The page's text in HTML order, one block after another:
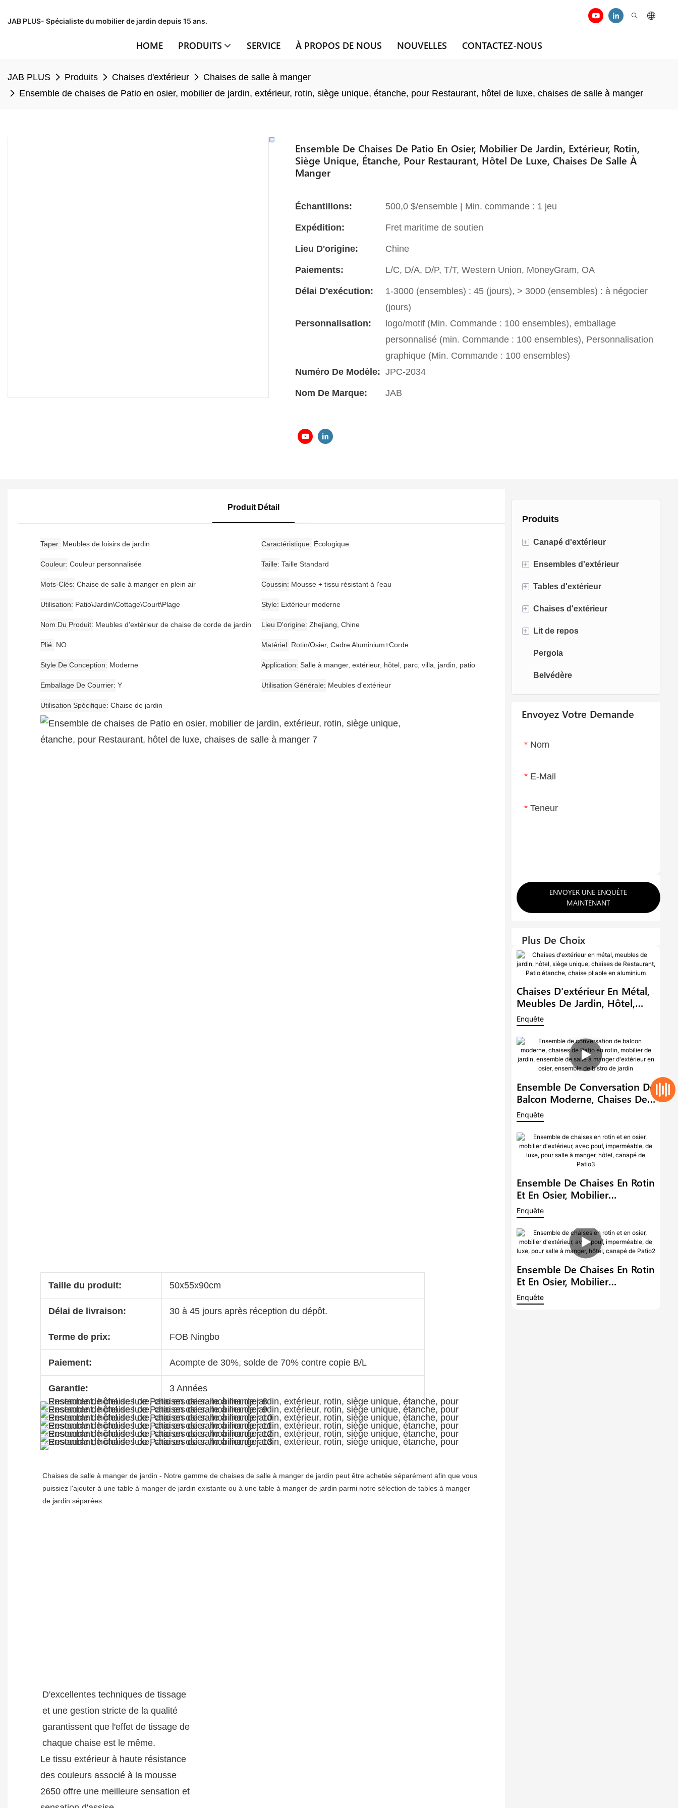
JAB PLUS- Spécialiste du mobilier de jardin depuis 15 ans.
HOME PRODUITS SERVICE À PROPOS DE NOUS NOUVELLES CONTACTEZ-NOUS
JAB PLUS Produits Chaises d'extérieur
Chaises de salle à manger
Ensemble de chaises de Patio en osier, mobilier de jardin, extérieur, rotin, siège unique, étanche, pour Restaurant, hôtel de luxe, chaises de salle à manger
Ensemble De Chaises De Patio En Osier, Mobilier De Jardin, Extérieur, Rotin,
Siège Unique, Étanche, Pour Restaurant, Hôtel De Luxe, Chaises De Salle À
Manger
Échantillons: 500,0 $/ensemble | Min. commande : 1 jeu
Expédition: Fret maritime de soutien
Lieu D'origine: Chine
Paiements: L/C, D/A, D/P, T/T, Western Union, MoneyGram, OA
Délai D'exécution:
1-3000 (ensembles) : 45 (jours), > 3000 (ensembles) : à négocier
(jours)
Personnalisation:
logo/motif (Min. Commande : 100 ensembles), emballage
personnalisé (min. Commande : 100 ensembles), Personnalisation
graphique (Min. Commande : 100 ensembles)
Numéro De Modèle: JPC-2034
Nom De Marque: JAB
Produits
+ Canapé d'extérieur
Canapé en rotin
Canapé en corde
Canapé en aluminium
Canapé en tissu
Canapé en teck
+ Ensembles d'extérieur
Ensembles de bistro
Ensembles de conversation
Ensembles de salle à manger
+ Tables d'extérieur
Tables de foyer
Tables à manger
+ Chaises d'extérieur
Chaises de salle à manger
Chaises pivotantes
Chaises oeufs
+ Lit de repos
Lit de bronzage
Chaise longue
Pergola
Belvédère
Envoyez Votre Demande
Nom
E-Mail
Teneur
ENVOYER UNE ENQUÊTE
MAINTENANT
Plus De Choix
Chaises D'extérieur En Métal,
Meubles De Jardin, Hôtel,
Siège Unique, Chaises De
Restaurant, Patio Étanche,
Chaise Pliable En Aluminium
Enquête
Ensemble De Conversation De
Balcon Moderne, Chaises De
Patio En Rotin, Mobilier De
Jardin, Ensemble De Salle À
Manger D'extérieur En Osier,
Ensemble De Bistro De Jardin
Enquête
Ensemble De Chaises En Rotin
Et En Osier, Mobilier
D'extérieur, Avec Pouf,
Imperméable, De Luxe, Pour
Salle À Manger, Hôtel, Canapé
De Patio3
Enquête
Ensemble De Chaises En Rotin
Et En Osier, Mobilier
D'extérieur, Avec Pouf,
Imperméable, De Luxe, Pour
Enquête
Produit Détail
Taper Meubles de loisirs de jardin Caractéristique Écologique
Couleur Couleur personnalisée Taille Taille Standard
Mots-Clés Chaise de salle à manger en plein air Coussin Mousse + tissu résistant à l'eau
Utilisation Patio\Jardin\Cottage\Court\Plage Style Extérieur moderne
Nom Du Produit Meubles d'extérieur de chaise de corde de jardin Lieu D'origine Zhejiang, Chine
Plié NO Matériel Rotin/Osier, Cadre Aluminium+Corde
Style De Conception Moderne Application Salle à manger, extérieur, hôtel, parc, villa, jardin, patio
Emballage De Courrier Y Utilisation Générale Meubles d'extérieur
Utilisation Spécifique Chaise de jardin
Taille du produit: 50x55x90cm
Délai de livraison: 30 à 45 jours après réception du dépôt.
Terme de prix: FOB Ningbo
Paiement: Acompte de 30%, solde de 70% contre copie B/L
Garantie: 3 Années
Chaises de salle à manger de jardin - Notre gamme de chaises de salle à manger de jardin peut être achetée séparément afin que vous
puissiez l'ajouter à une table à manger de jardin existante ou à une table à manger de jardin parmi notre sélection de tables à manger
D'excellentes techniques de tissage
et une gestion stricte de la qualité
garantissent que l'effet de tissage de
chaque chaise est le même.
Le tissu extérieur à haute résistance
des couleurs associé à la mousse
2650 offre une meilleure sensation et